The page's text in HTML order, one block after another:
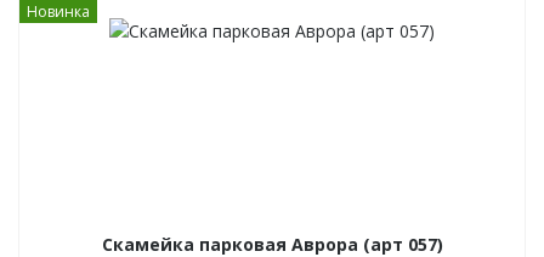
Новинка
Скамейка парковая Аврора (арт 057)